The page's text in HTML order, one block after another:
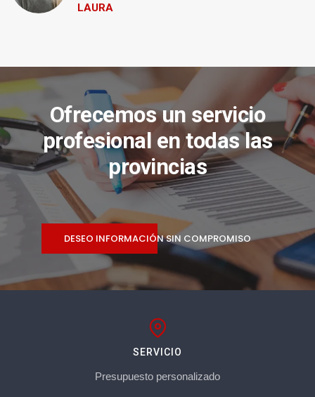
LAURA
Ofrecemos un servicio
profesional en todas las
provincias
DESEO INFORMACIÓN SIN COMPROMISO
SERVICIO
Presupuesto personalizado